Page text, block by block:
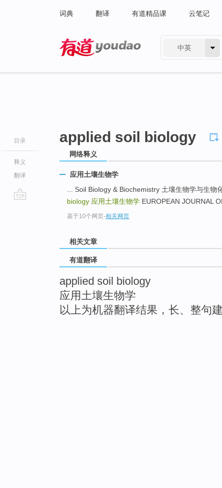
词典 翻译 有道精品课 云笔记
中英
目录
释义
翻译
applied soil biology
网络释义
应用土壤生物学
... Soil Biology & Biochemistry 土壤生物学与生
biology 应用土壤生物学 EUROPEAN JOURNAL
基于10个网页-相关网页
相关文章
有道翻译
applied soil biology
应用土壤生物学
以上为机器翻译结果，长、整句